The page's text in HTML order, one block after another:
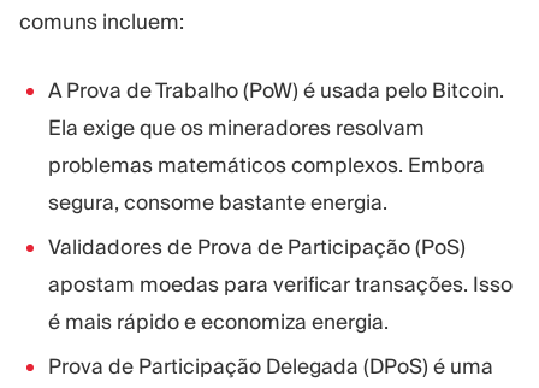
comuns incluem:
A Prova de Trabalho (PoW) é usada pelo Bitcoin.
Ela exige que os mineradores resolvam
problemas matemáticos complexos. Embora
segura, consome bastante energia.
Validadores de Prova de Participação (PoS)
apostam moedas para verificar transações. Isso
é mais rápido e economiza energia.
Prova de Participação Delegada (DPoS) é uma